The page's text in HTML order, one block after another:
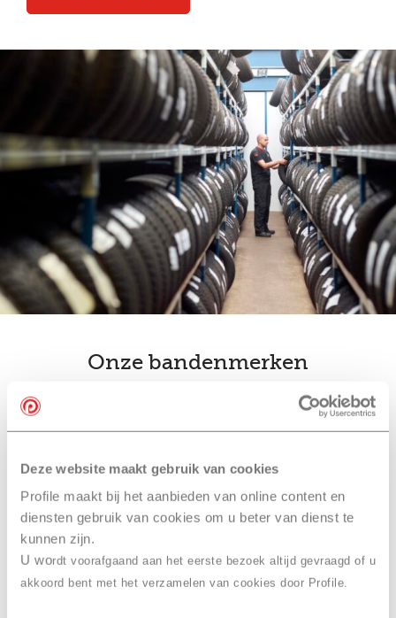
Deze website maakt gebruik van cookies
Profile maakt bij het aanbieden van online content en
diensten gebruik van cookies om u beter van dienst te
kunnen zijn.
U wordt voorafgaand aan het eerste bezoek altijd gevraagd of u
akkoord bent met het verzamelen van cookies door Profile.
Onze bandenmerken
Ook slim… jebandenwissel
onderhoudsbeurt bij Profile
Stadskanaal, Autoparcours
Combineer je bandenwissel met een onderhoudsbeurt
ofAPK. Je hoeft dan maar één afspraak te maken in
plaats van drie. En dan hoef je maar één keer naar